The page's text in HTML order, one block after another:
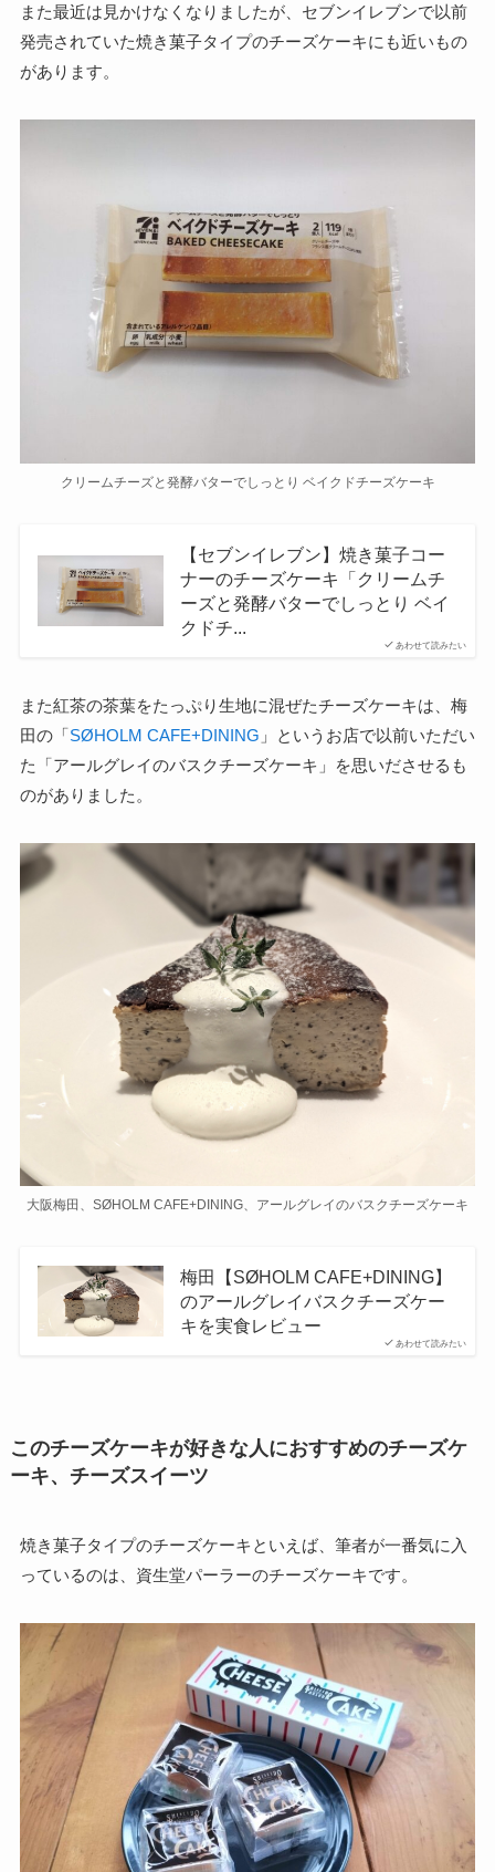
また最近は見かけなくなりましたが、セブンイレブンで以前
発売されていた焼き菓子タイプのチーズケーキにも近いもの
があります。
クリームチーズと発酵バターでしっとり ベイクドチーズケーキ
あわせて読みたい
【セブンイレブン】焼き菓子コー
ナーのチーズケーキ「クリームチ
ーズと発酵バターでしっとり ベイ
クドチ...
また紅茶の茶葉をたっぷり生地に混ぜたチーズケーキは、梅
田の「SØHOLM CAFE+DINING 」というお店で以前いただい
た「アールグレイのバスクチーズケーキ」を思いださせるも
のがありました。
大阪梅田、SØHOLM CAFE+DINING、アールグレイのバスクチーズケーキ
あわせて読みたい
梅田【SØHOLM CAFE+DINING】
のアールグレイバスクチーズケー
キを実食レビュー
このチーズケーキが好きな人におすすめのチーズケ
ーキ、チーズスイーツ
焼き菓子タイプのチーズケーキといえば、筆者が一番気に入
っているのは、資生堂パーラーのチーズケーキです。